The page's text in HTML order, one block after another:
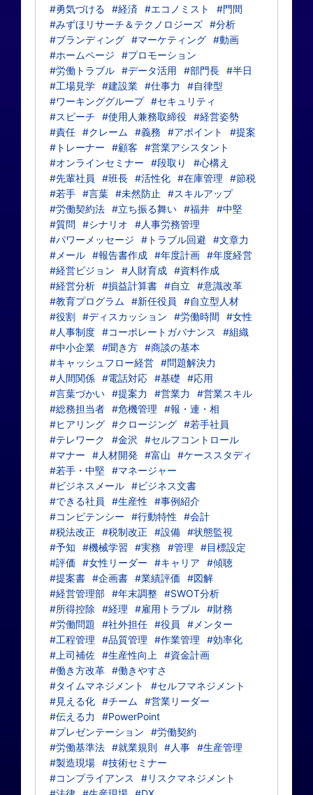
#勇気づける
#経済 #エコノミスト
#門間
#みずほリサーチ＆テクノロジーズ #分析
#ブランディング #マーケティング #動画
#ホームページ
#プロモーション
#労働トラブル #データ活用 #部門長 #半日
#工場見学 #建設業 #仕事力
#自律型
#ワーキンググループ #セキュリティ
#スピーチ
#使用人兼務取締役 #経営姿勢
#責任 #クレーム #義務 #アポイント
#提案
#トレーナー
#顧客
#営業アシスタント
#オンラインセミナー
#段取り
#心構え
#先輩社員
#班長 #活性化 #在庫管理
#節税
#若手 #言葉 #未然防止
#スキルアップ
#労働契約法 #立ち振る舞い #福井 #中堅
#質問
#シナリオ
#人事労務管理
#パワーメッセージ
#トラブル回避
#文章力
#メール #報告書作成 #年度計画 #年度経営
#経営ビジョン
#人財育成 #資料作成
#経営分析 #損益計算書 #自立
#意識改革
#教育プログラム
#新任役員
#自立型人材
#役割 #ディスカッション #労働時間
#女性
#人事制度 #コーポレートガバナンス
#組織
#中小企業 #聞き方 #商談の基本
#キャッシュフロー経営 #問題解決力
#人間関係 #電話対応 #基礎
#応用
#言葉づかい #提案力 #営業力
#営業スキル
#総務担当者 #危機管理
#報・連・相
#ヒアリング #クロージング #若手社員
#テレワーク
#金沢
#セルフコントロール
#マナー
#人材開発 #富山
#ケーススタディ
#若手・中堅 #マネージャー
#ビジネスメール #ビジネス文書
#できる社員
#生産性
#事例紹介
#コンピテンシー
#行動特性
#会計
#税法改正
#税制改正 #設備 #状態監視
#予知
#機械学習 #実務 #管理
#目標設定
#評価
#女性リーダー #キャリア
#傾聴
#提案書 #企画書 #業績評価
#図解
#経営管理部 #年末調整 #SWOT分析
#所得控除
#経理 #雇用トラブル #財務
#労働問題
#社外担任 #役員
#メンター
#工程管理
#品質管理 #作業管理
#効率化
#上司補佐 #生産性向上
#資金計画
#働き方改革 #働きやすさ
#タイムマネジメント
#セルフマネジメント
#見える化 #チーム
#営業リーダー
#伝える力
#PowerPoint
#プレゼンテーション
#労働契約
#労働基準法 #就業規則 #人事 #生産管理
#製造現場 #技術セミナー
#コンプライアンス
#リスクマネジメント